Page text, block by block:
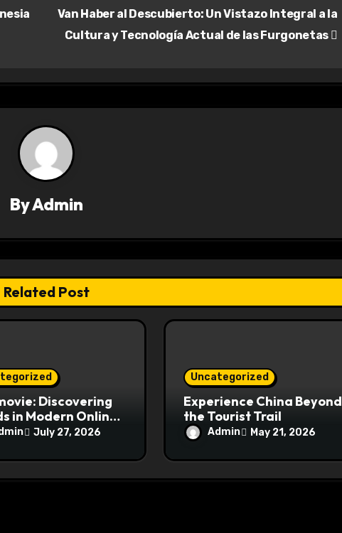
Van Haber al Descubierto: Un Vistazo Integral a la
Cultura y Tecnología Actual de las Furgonetas
ByAdmin
Related Post
Discovering
in Modern Online
Streaming
July 27, 2026
Uncategorized
Experience China Beyond
the Tourist Trail
Admin May 21, 2026